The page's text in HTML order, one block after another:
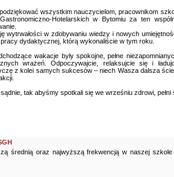
wszystkim nauczycielom, pracownikom
Hotelarskich w Bytomiu za ten
wytrwałości w zdobywaniu wiedzy i nowych
dydaktycznej, którą wykonaliście w tym roku.
wakacje były spokojne, pełne
wrażeń. Odpoczywajcie, relaksujcie się i
z kolei samych sukcesów – niech Wasza dalsza
tak abyśmy spotkali się we wrześniu zdrowi, pełni
średnią oraz najwyższą frekwencją w naszej szkole